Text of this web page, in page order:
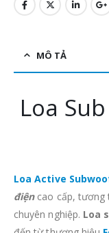
MÔ TẢ
Loa
Loa Active
điệncao cấp, tương
chuyên nghiệp. Loa